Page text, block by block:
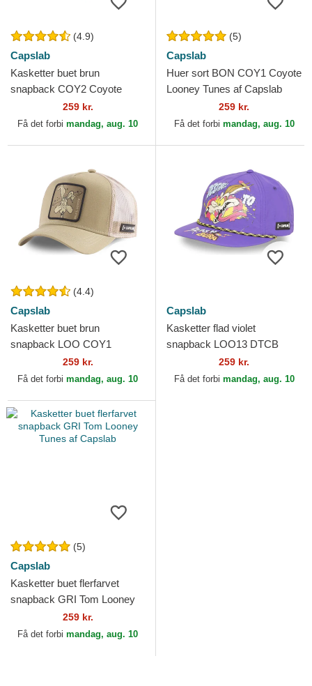
(4.9)
Capslab
Kasketter buet brun
snapback COY2 Coyote
Looney Tunes af Capslab
259 kr.
Få det forbi mandag, aug. 10
(5)
Capslab
Huer sort BON COY1 Coyote
Looney Tunes af Capslab
259 kr.
Få det forbi mandag, aug. 10
(4.4)
Capslab
Kasketter buet brun
snapback LOO COY1
Coyote Looney Tunes af
Capslab
259 kr.
Få det forbi mandag, aug. 10
Capslab
Kasketter flad violet
snapback LOO13 DTCB
Coyote Looney Tunes af
Capslab
259 kr.
Få det forbi mandag, aug. 10
(5)
Capslab
Kasketter buet flerfarvet
snapback GRI Tom Looney
Tunes af Capslab
259 kr.
Få det forbi mandag, aug. 10